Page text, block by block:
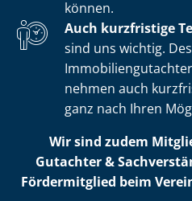
können.
Auch kurzfristige
sind uns wichtig.
nehmen auch
ganz nach Ihren
Wir sind zudem
Gutachter &
Fördermitglied beim